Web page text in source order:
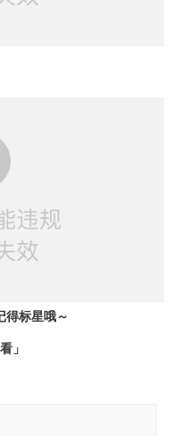
得标星哦～
」